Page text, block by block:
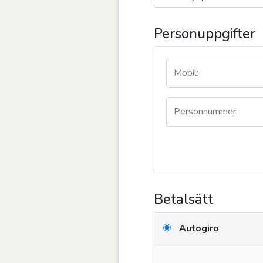
Personuppgifter
Mobil:
Personnummer:
Betalsätt
Autogiro